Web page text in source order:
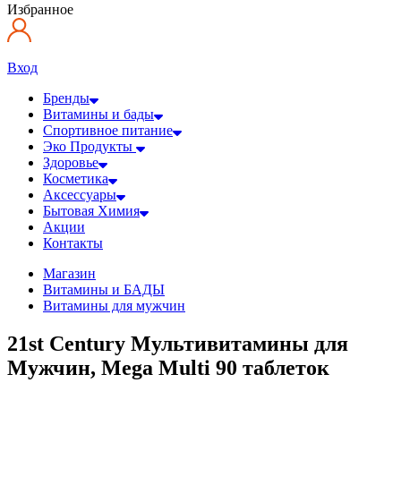
Избранное
Вход
Бренды
Витамины и бады
Спортивное питание
Эко Продукты
Здоровье
Косметика
Аксессуары
Бытовая Химия
Акции
Контакты
Магазин
Витамины и БАДЫ
Витамины для мужчин
21st Century Мультивитамины для
Мужчин, Mega Multi 90 таблеток